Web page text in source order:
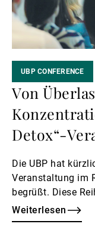
UBP CONFERENCE
Von
Detox“-
Die UBP hat
Veranstaltung im
begrüßt. Diese
Forum, das den
körperliche und
Weiterlesen